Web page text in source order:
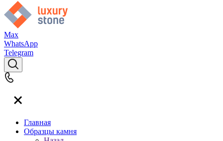
Max
WhatsApp
Telegram
Главная
Образцы камня